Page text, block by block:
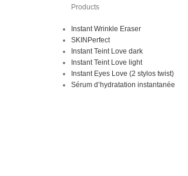
Products
Instant Wrinkle Eraser
SKINPerfect
Instant Teint Love dark
Instant Teint Love light
Instant Eyes Love (2 stylos twist)
Sérum d’hydratation instantanée